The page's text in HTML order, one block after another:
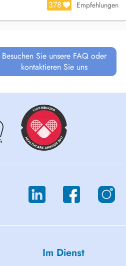
378 Empfehlungen
Besuchen Sie unsere FAQ oder
kontaktieren Sie uns
Im Dienst